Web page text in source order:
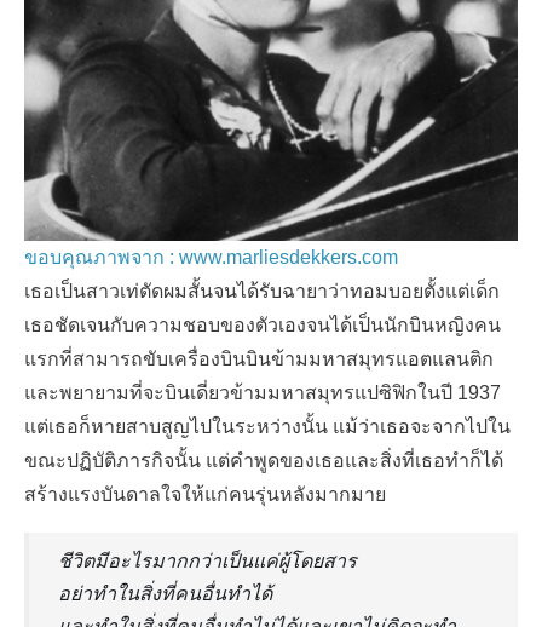
ขอบคุณภาพจาก : www.marliesdekkers.com
เธอเป็นสาวเท่ตัดผมสั้นจนได้รับฉายาว่าทอมบอยตั้งแต่เด็ก
เธอชัดเจนกับความชอบของตัวเองจนได้เป็นนักบินหญิงคน
แรกที่สามารถขับเครื่องบินบินข้ามมหาสมุทรแอตแลนติก
และพยายามที่จะบินเดี่ยวข้ามมหาสมุทรแปซิฟิกในปี 1937
แต่เธอก็หายสาบสูญไปในระหว่างนั้น แม้ว่าเธอจะจากไปใน
ขณะปฏิบัติภารกิจนั้น แต่คำพูดของเธอและสิ่งที่เธอทำก็ได้
สร้างแรงบันดาลใจให้แก่คนรุ่นหลังมากมาย
ชีวิตมีอะไรมากกว่าเป็นแค่ผู้โดยสาร
อย่าทำในสิ่งที่คนอื่นทำได้